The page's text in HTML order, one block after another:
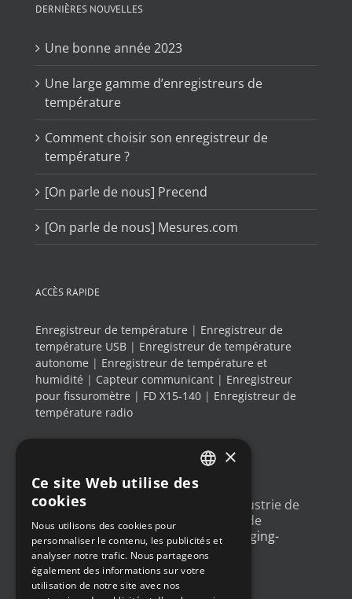
DERNIÈRES NOUVELLES
Une bonne année 2023
Une large gamme d’enregistreurs de
température
Comment choisir son enregistreur de
température ?
[On parle de nous] Precend
[On parle de nous] Mesures.com
ACCÈS RAPIDE
Enregistreur de température | Enregistreur de
température USB | Enregistreur de température
autonome | Enregistreur de température et
humidité | Capteur communicant | Enregistreur
pour fissuromètre | FD X15-140 | Enregistreur de
température radio
Un article sur l'
dans l'industrie de
l'emballage, avec un exemple de
déploiement @Newsteo packaging-
gateway.com/features/how-i…
4 ans ago
GERMAN
SPANISH
×
Ce site Web utilise des
cookies
Nous utilisons des cookies pour
personnaliser le contenu, les publicités et
analyser notre trafic. Nous partageons
également des informations sur votre
utilisation de notre site avec nos